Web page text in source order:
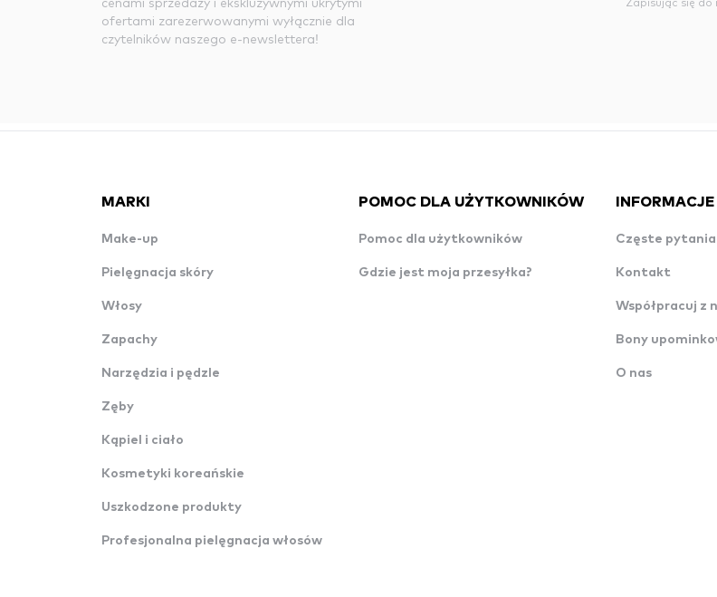
ofertami zarezerwowanymi wyłącznie dla
czytelników naszego e-newslettera!
MARKI
Make-up
Pielęgnacja skóry
Włosy
Zapachy
Narzędzia i pędzle
Zęby
Kąpiel i ciało
Kosmetyki koreańskie
Uszkodzone produkty
Profesjonalna pielęgnacja włosów
POMOC DLA UŻYTKOWNIKÓW
Pomoc dla użytkowników
Gdzie jest moja przesyłka?
INFORMACJE
Częste pytania
Kontakt
Współpracuj z
Bony
O nas